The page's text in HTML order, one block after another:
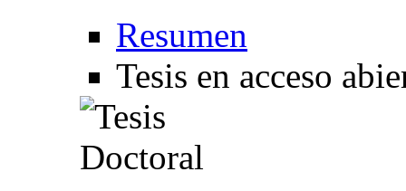
Resumen
Tesis en acceso